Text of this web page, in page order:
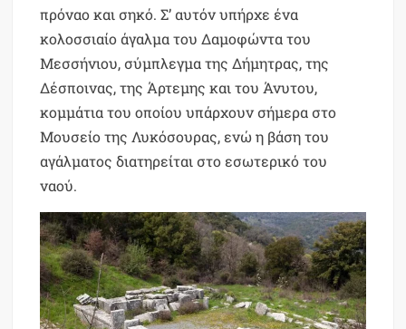
πρόναο και σηκό. Σ’ αυτόν υπήρχε ένα
κολοσσιαίο άγαλμα του Δαμοφώντα του
Μεσσήνιου, σύμπλεγμα της Δήμητρας, της
Δέσποινας, της Άρτεμης και του Άνυτου,
κομμάτια του οποίου υπάρχουν σήμερα στο
Μουσείο της Λυκόσουρας, ενώ η βάση του
αγάλματος διατηρείται στο εσωτερικό του
ναού.